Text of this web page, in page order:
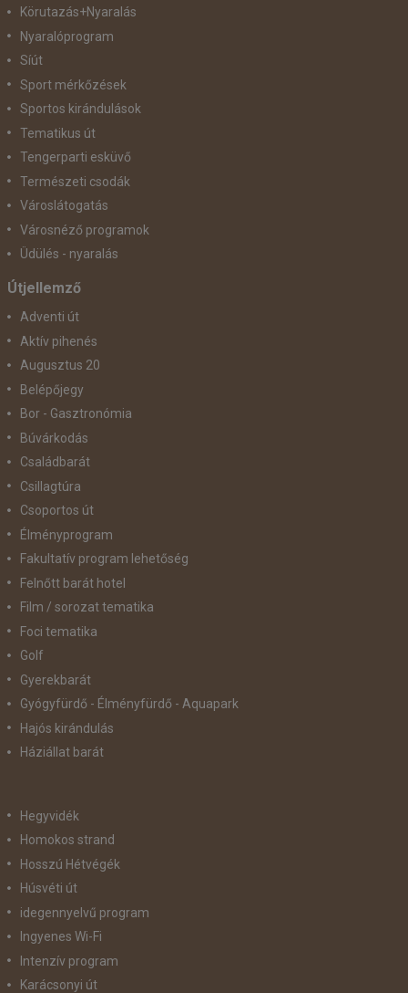
Körutazás+Nyaralás
Nyaralóprogram
Síút
Sport mérkőzések
Sportos kirándulások
Tematikus út
Tengerparti esküvő
Természeti csodák
Városlátogatás
Városnéző programok
Üdülés - nyaralás
Útjellemző
Adventi út
Aktív pihenés
Augusztus 20
Belépőjegy
Bor - Gasztronómia
Búvárkodás
Családbarát
Csillagtúra
Csoportos út
Élményprogram
Fakultatív program lehetőség
Felnőtt barát hotel
Film / sorozat tematika
Foci tematika
Golf
Gyerekbarát
Gyógyfürdő - Élményfürdő - Aquapark
Hajós kirándulás
Háziállat barát
Hegyvidék
Homokos strand
Hosszú Hétvégék
Húsvéti út
idegennyelvű program
Ingyenes Wi-Fi
Intenzív program
Karácsonyi út